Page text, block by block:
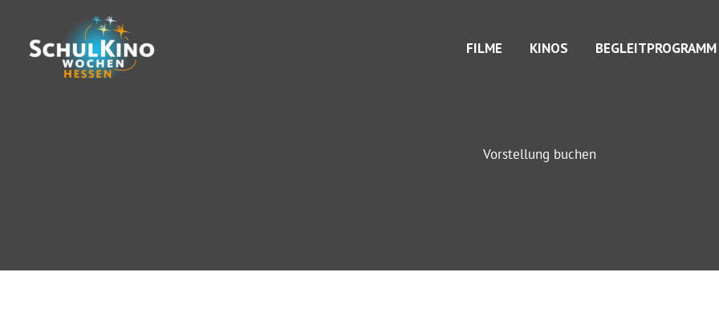
Inhalt
springen
FILME KINOS BEGLEITPROGRAMM
Vorstellung buchen